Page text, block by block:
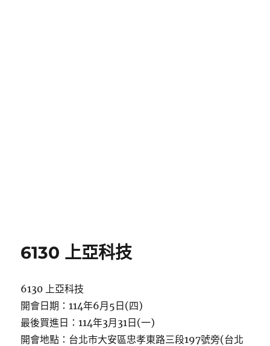
6130 上亞科技
6130 上亞科技
開會日期：114年6月5日(四)
最後買進日：114年3月31日(一)
開會地點：台北市大安區忠孝東路三段197號旁(台北